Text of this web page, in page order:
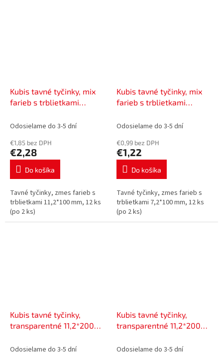
Kubis tavné tyčinky, mix
farieb s trblietkami
ks) | 01-06-1115
Odosielame do 3-5 dní
€1,85 bez DPH
€2,28
Do košíka
Tavné tyčinky, zmes farieb s
trblietkami 11,2*100 mm, 12 ks
(po 2 ks)
Kubis tavné tyčinky, mix
farieb s trblietkami
| 01-06-0715
Odosielame do 3-5 dní
€0,99 bez DPH
€1,22
Do košíka
Tavné tyčinky, zmes farieb s
trblietkami 7,2*100 mm, 12 ks
(po 2 ks)
Kubis tavné tyčinky,
transparentné 11,2*200
1121
Odosielame do 3-5 dní
Kubis tavné tyčinky,
transparentné 11,2*200
Odosielame do 3-5 dní